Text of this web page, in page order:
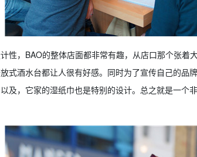
性，BAO的整体店面都非常有趣，从店口那个张着
式酒水台都让人很有好感。同时为了宣传自己的品
及，它家的湿纸巾也是特别的设计。总之就是一个